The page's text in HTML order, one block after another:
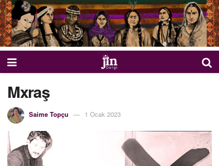
Mxraş
Saime Topçu 1 Ocak 2023